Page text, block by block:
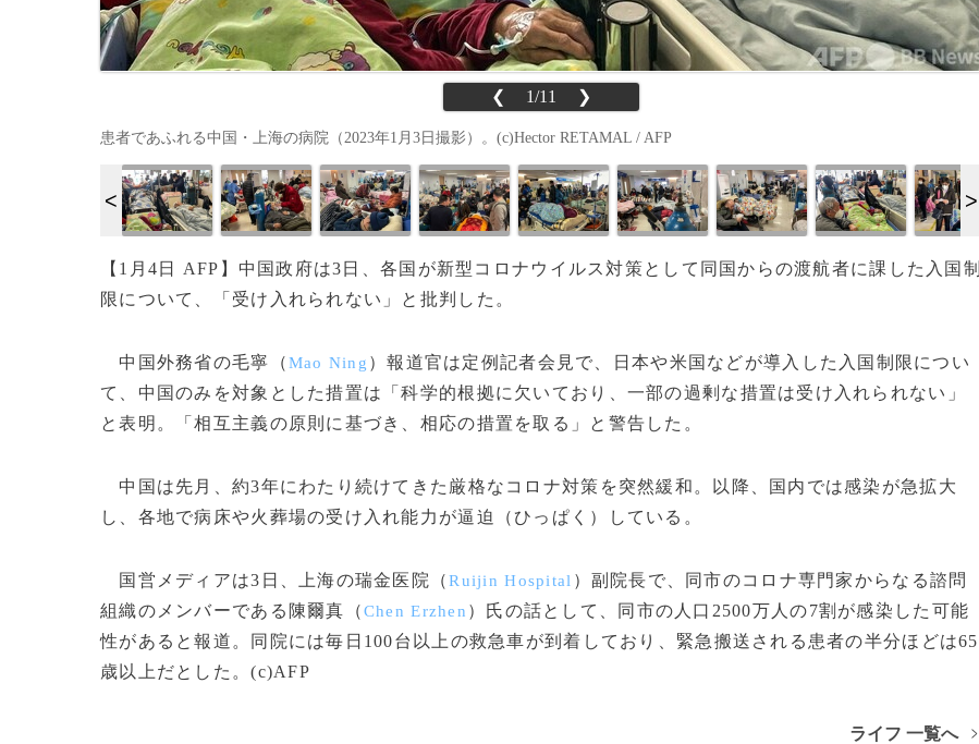
❮ 1/11 ❯
患者であふれる中国・上海の病院（2023年1月3日撮影）。(c)Hector RETAMAL / AFP
【1月4日 AFP】中国政府は3日、各国が新型コロナウイルス対策として同国からの渡航者に課した入国制
限について、「受け入れられない」と批判した。
中国外務省の毛寧（Mao Ning ）報道官は定例記者会見で、日本や米国などが導入した入国制限につい
て、中国のみを対象とした措置は「科学的根拠に欠いており、一部の過剰な措置は受け入れられない」
と表明。「相互主義の原則に基づき、相応の措置を取る」と警告した。
中国は先月、約3年にわたり続けてきた厳格なコロナ対策を突然緩和。以降、国内では感染が急拡大
し、各地で病床や火葬場の受け入れ能力が逼迫（ひっぱく）している。
国営メディアは3日、上海の瑞金医院（Ruijin Hospital ）副院長で、同市のコロナ専門家からなる諮問
組織のメンバーである陳爾真（Chen Erzhen ）氏の話として、同市の人口2500万人の7割が感染した可能
性があると報道。同院には毎日100台以上の救急車が到着しており、緊急搬送される患者の半分ほどは65
歳以上だとした。(c)AFP
ライフ 一覧へ >